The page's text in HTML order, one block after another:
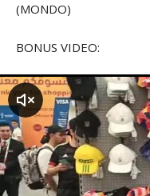
(MONDO)
BONUS VIDEO: